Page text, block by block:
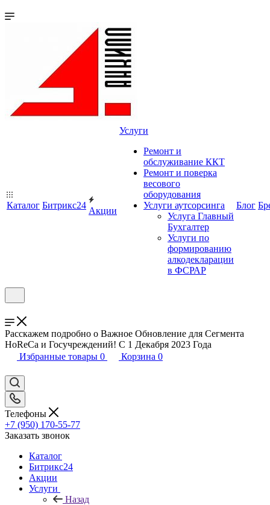
Каталог Битрикс24
Акции
Услуги
Ремонт и
обслуживание ККТ
Ремонт и поверка
весового
оборудования
Услуги аутсорсинга
Услуга Главный
Бухгалтер
Услуги по
формированию
алкодекларации
в ФСРАР
Блог
Расскажем подробно о Важное Обновление для Сегмента
HoReCa и Госучреждений! С 1 Декабря 2023 Года
Избранные товары 0 Корзина 0
Телефоны
+7 (950) 170-55-77
Заказать звонок
Каталог
Битрикс24
Акции
Услуги
Назад